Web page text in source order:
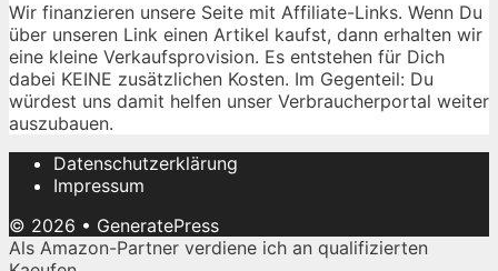
Wir finanzieren unsere Seite mit Affiliate-Links. Wenn Du
über unseren Link einen Artikel kaufst, dann erhalten wir
eine kleine Verkaufsprovision. Es entstehen für Dich
dabei KEINE zusätzlichen Kosten. Im Gegenteil: Du
würdest uns damit helfen unser Verbraucherportal weiter
auszubauen.
Datenschutzerklärung
Impressum
© 2026 • GeneratePress
Als Amazon-Partner verdiene ich an qualifizierten